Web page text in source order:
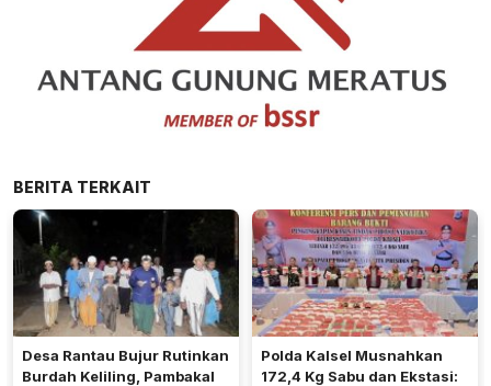
BERITA TERKAIT
Desa Rantau Bujur Rutinkan
Burdah Keliling, Pambakal
Polda Kalsel Musnahkan
172,4 Kg Sabu dan Ekstasi: